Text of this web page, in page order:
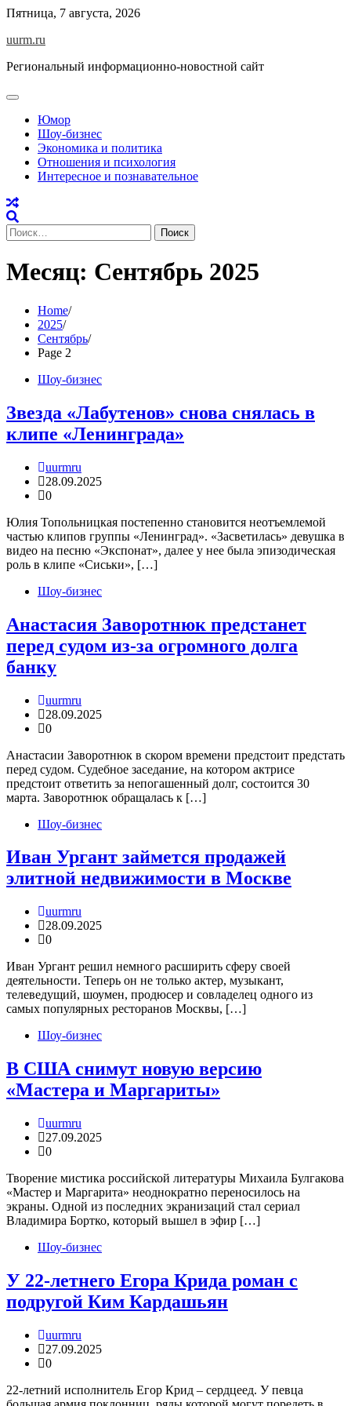
Skip
content
Пятница, 7 августа, 2026
uurm.ru
Региональный информационно-новостной сайт
Юмор
Шоу-бизнес
Экономика и политика
Отношения и психология
Интересное и познавательное
Найти:
Месяц: Сентябрь 2025
Home
2025
Сентябрь
Page 2
Шоу-бизнес
Звезда «Лабутенов» снова снялась в
клипе «Ленинграда»
uurmru
28.09.2025
0
Юлия Топольницкая постепенно становится неотъемлемой
частью клипов группы «Ленинград». «Засветилась» девушка в
видео на песню «Экспонат», далее у нее была эпизодическая
роль в клипе «Сиськи», […]
Шоу-бизнес
Анастасия Заворотнюк предстанет
перед судом из-за огромного долга
банку
uurmru
28.09.2025
0
Анастасии Заворотнюк в скором времени предстоит предстать
перед судом. Судебное заседание, на котором актрисе
предстоит ответить за непогашенный долг, состоится 30
марта. Заворотнюк обращалась к […]
Шоу-бизнес
Иван Ургант займется продажей
элитной недвижимости в Москве
uurmru
28.09.2025
0
Иван Ургант решил немного расширить сферу своей
деятельности. Теперь он не только актер, музыкант,
телеведущий, шоумен, продюсер и совладелец одного из
самых популярных ресторанов Москвы, […]
Шоу-бизнес
В США снимут новую версию
«Мастера и Маргариты»
uurmru
27.09.2025
0
Творение мистика российской литературы Михаила Булгакова
«Мастер и Маргарита» неоднократно переносилось на
экраны. Одной из последних экранизаций стал сериал
Владимира Бортко, который вышел в эфир […]
Шоу-бизнес
У 22-летнего Егора Крида роман с
подругой Ким Кардашьян
uurmru
27.09.2025
0
22-летний исполнитель Егор Крид – сердцеед. У певца